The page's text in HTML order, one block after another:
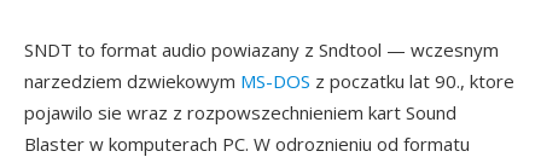
SNDT to format audio powiazany z Sndtool — wczesnym
narzedziem dzwiekowym MS-DOS z poczatku lat 90., ktore
pojawilo sie wraz z rozpowszechnieniem kart Sound
Blaster w komputerach PC. W odroznieniu od formatu